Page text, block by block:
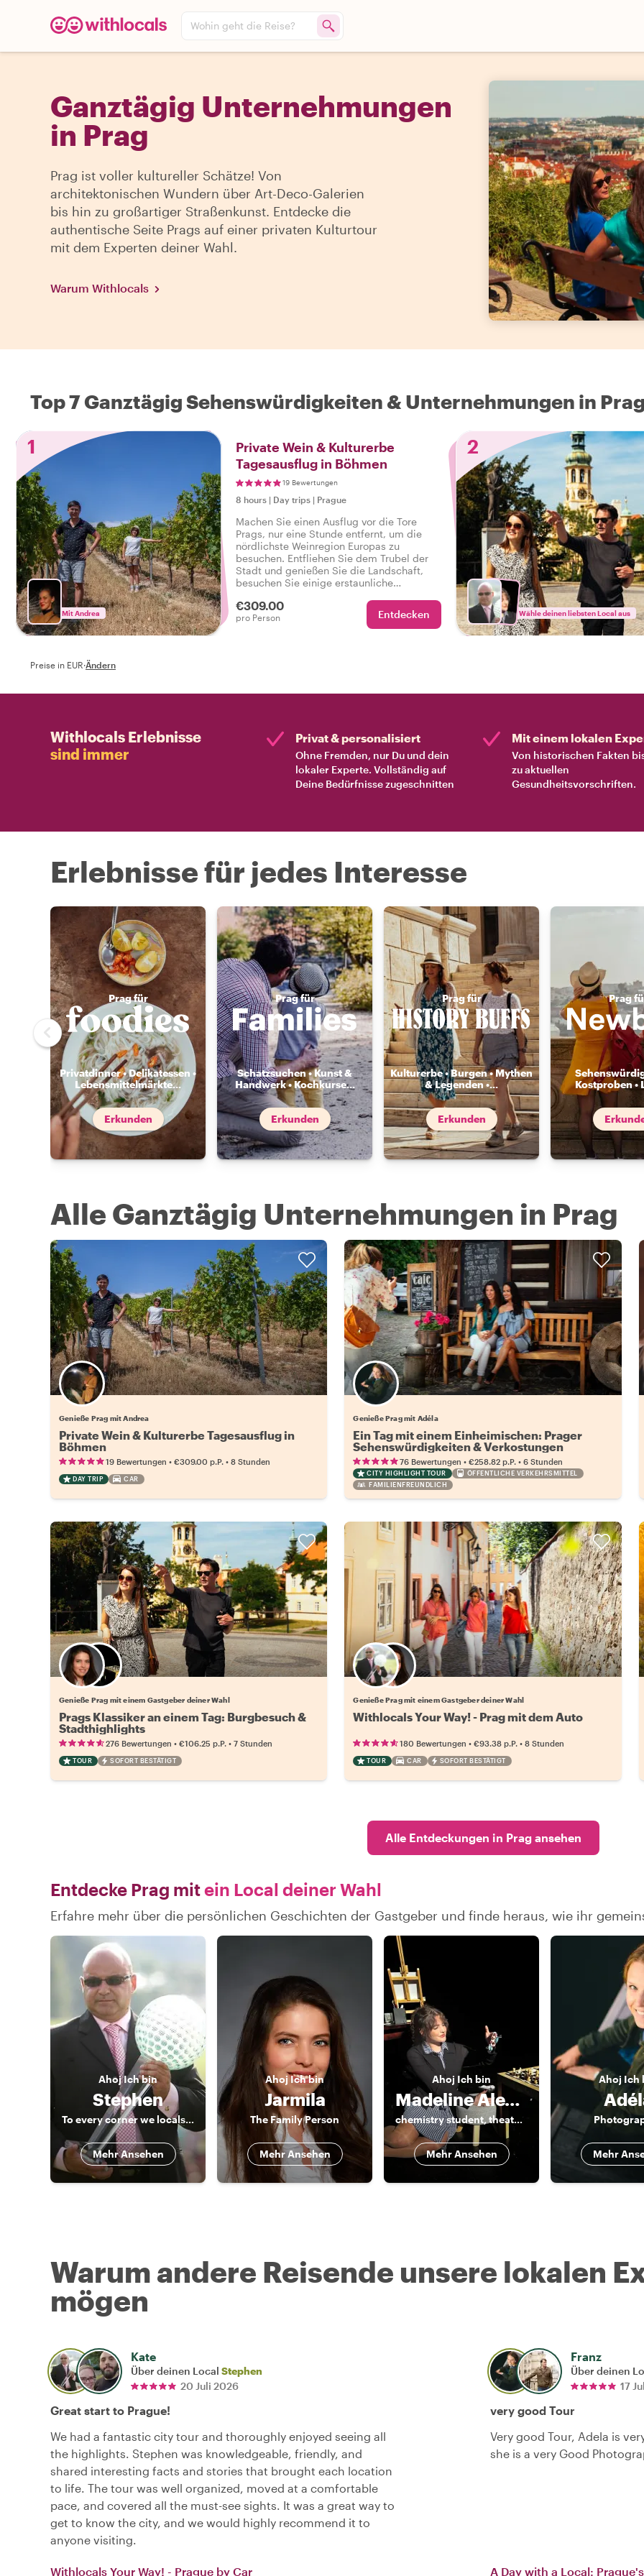
Wohin geht die Reise?
Ganztägig Unternehmungen
in Prag
Prag ist voller kultureller Schätze! Von
architektonischen Wundern über Art-Deco-Galerien
bis hin zu großartiger Straßenkunst. Entdecke die
authentische Seite Prags auf einer privaten Kulturtour
mit dem Experten deiner Wahl.
Warum Withlocals
Top 7 Ganztägig Sehenswürdigkeiten & Unternehmungen in Prag
1
Mit Andrea
Private Wein & Kulturerbe
Tagesausflug in Böhmen
19 Bewertungen
8 hours | Day trips | Prague
Machen Sie einen Ausflug vor die Tore
Prags, nur eine Stunde entfernt, um die
nördlichste Weinregion Europas zu
besuchen. Entfliehen Sie dem Trubel der
Stadt und genießen Sie die Landschaft,
besuchen Sie einige erstaunliche
treffen Sie die Winzer auf einer privaten
Tour nur für Sie!
€309.00
pro Person Entdecken
2
Wähle deinen liebsten Local aus
Preise in EUR·Ändern
Withlocals Erlebnisse
sind immer
Privat & personalisiert
Ohne Fremden, nur Du und dein
lokaler Experte. Vollständig auf
Deine Bedürfnisse zugeschnitten
Mit einem lokalen
Von historischen Fakten
zu aktuellen
Gesundheitsvorschriften.
Erlebnisse für jedes Interesse
Prag für
Privatdinner • Delikatessen •
Lebensmittelmärkte...
Erkunden
Prag für
Schatzsuchen • Kunst &
Handwerk • Kochkurse...
Erkunden
Prag für
Kulturerbe • Burgen • Mythen
& Legenden •...
Erkunden
Prag
Kostproben •
Alle Ganztägig Unternehmungen in Prag
Genieße Prag mit Andrea
Private Wein & Kulturerbe Tagesausflug in
Böhmen
19 Bewertungen • €309.00 p.P. • 8 Stunden
DAY TRIP CAR
Genieße Prag mit Adéla
Ein Tag mit einem Einheimischen: Prager
Sehenswürdigkeiten & Verkostungen
76 Bewertungen •€258.82 p.P. •6 Stunden
CITY HIGHLIGHT TOUR
ÖFFENTLICHE VERKEHRSMITTEL
FAMILIENFREUNDLICH
Wähle deinen Lieblingsgastgeber
Genieße Prag mit einem Gastgeber deiner Wahl
Prags Klassiker an einem Tag: Burgbesuch &
Stadthighlights
276 Bewertungen • €106.25 p.P. • 7 Stunden
TOUR SOFORT BESTÄTIGT
Wähle deinen Lieblingsgastgeber
Genieße Prag mit einem Gastgeber deiner Wahl
Withlocals Your Way! - Prag mit dem Auto
180 Bewertungen •€93.38 p.P. •8 Stunden
TOUR CAR SOFORT BESTÄTIGT
Alle Entdeckungen in Prag ansehen
Entdecke Prag mitein Local deiner Wahl
Erfahre mehr über die persönlichen Geschichten der Gastgeber und finde heraus, wie ihr
AhojIch bin
Stephen
To every corner we locals love in Prague
Mehr Ansehen
Ahoj Ich bin
Jarmila
The Family Person
Mehr Ansehen
Ahoj Ich bin
Madeline Alexandra
chemistry student, theater actress and family person
Mehr Ansehen
Ahoj Ich
Mehr
Warum andere Reisende unsere lokalen
mögen
Kate
Über deinen Local Stephen
20 Juli 2026
Great start to Prague!
We had a fantastic city tour and thoroughly enjoyed seeing all
the highlights. Stephen was knowledgeable, friendly, and
shared interesting facts and stories that brought each location
to life. The tour was well organized, moved at a comfortable
pace, and covered all the must-see sights. It was a great way to
get to know the city, and we would highly recommend it to
anyone visiting.
Withlocals Your Way! - Prague by Car
Franz
Über deinen
17
very good Tour
Very good Tour, Adela is
she is a very Good
A Day with a Local: